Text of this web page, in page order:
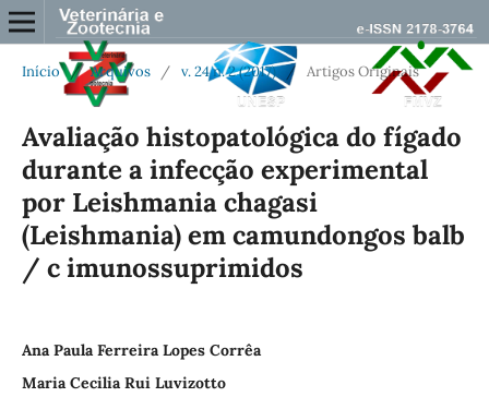
Início / Arquivos / v. 24 n. 2 (2017) / Artigos Originais
Avaliação histopatológica do fígado
durante a infecção experimental
por Leishmania chagasi
(Leishmania) em camundongos balb
/ c imunossuprimidos
Ana Paula Ferreira Lopes Corrêa
Maria Cecilia Rui Luvizotto